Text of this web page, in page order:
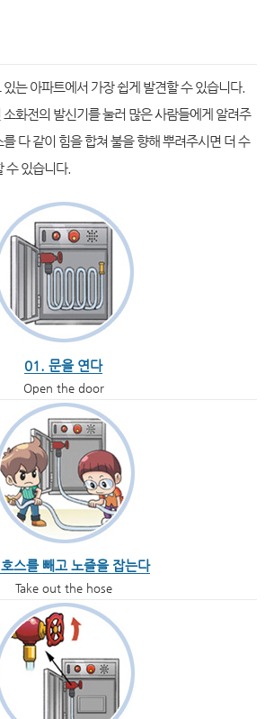
는 아파트에서 가장 쉽게 발견할 수 있습니다.
화전의 발신기를 눌러 많은 사람들에게 알려주
다 같이 힘을 합쳐 불을 향해 뿌려주시면 더 수
수 있습니다.
01. 문을 연다
Open the door
스를 빼고 노즐을 잡는다
Take out the hose